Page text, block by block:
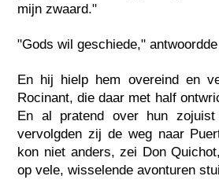
mijn zwaard."
"Gods wil geschiede,"
En hij hielp hem overeind en
Rocinant, die daar met half
En al pratend over hun zojuist
vervolgden zij de weg naar
kon niet anders, zei Don
op vele, wisselende avonturen